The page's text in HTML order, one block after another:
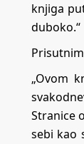
knjiga
duboko.“
„Ovom
Stranice
sebi kao